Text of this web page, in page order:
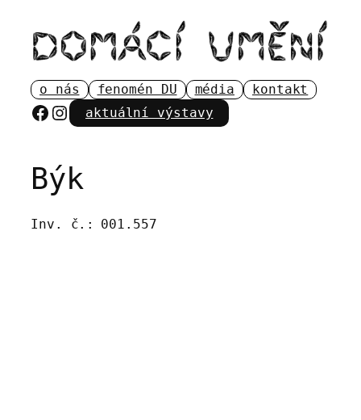
obsah
o nás fenomén DU média kontakt
Facebook
Instagram
aktuální výstavy
Býk
Inv. č.: 001.557